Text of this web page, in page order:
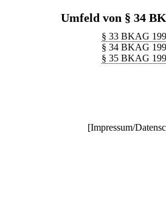
Umfeld von § 34
§ 33 BKAG
§ 34 BKAG
§ 35 BKAG
[Impressum/